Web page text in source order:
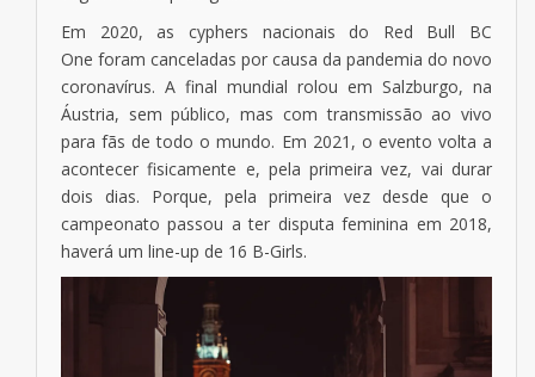
Em 2020, as cyphers nacionais do Red Bull BC
One foram canceladas por causa da pandemia do novo
coronavírus. A final mundial rolou em Salzburgo, na
Áustria, sem público, mas com transmissão ao vivo
para fãs de todo o mundo. Em 2021, o evento volta a
acontecer fisicamente e, pela primeira vez, vai durar
dois dias. Porque, pela primeira vez desde que o
campeonato passou a ter disputa feminina em 2018,
haverá um line-up de 16 B-Girls.